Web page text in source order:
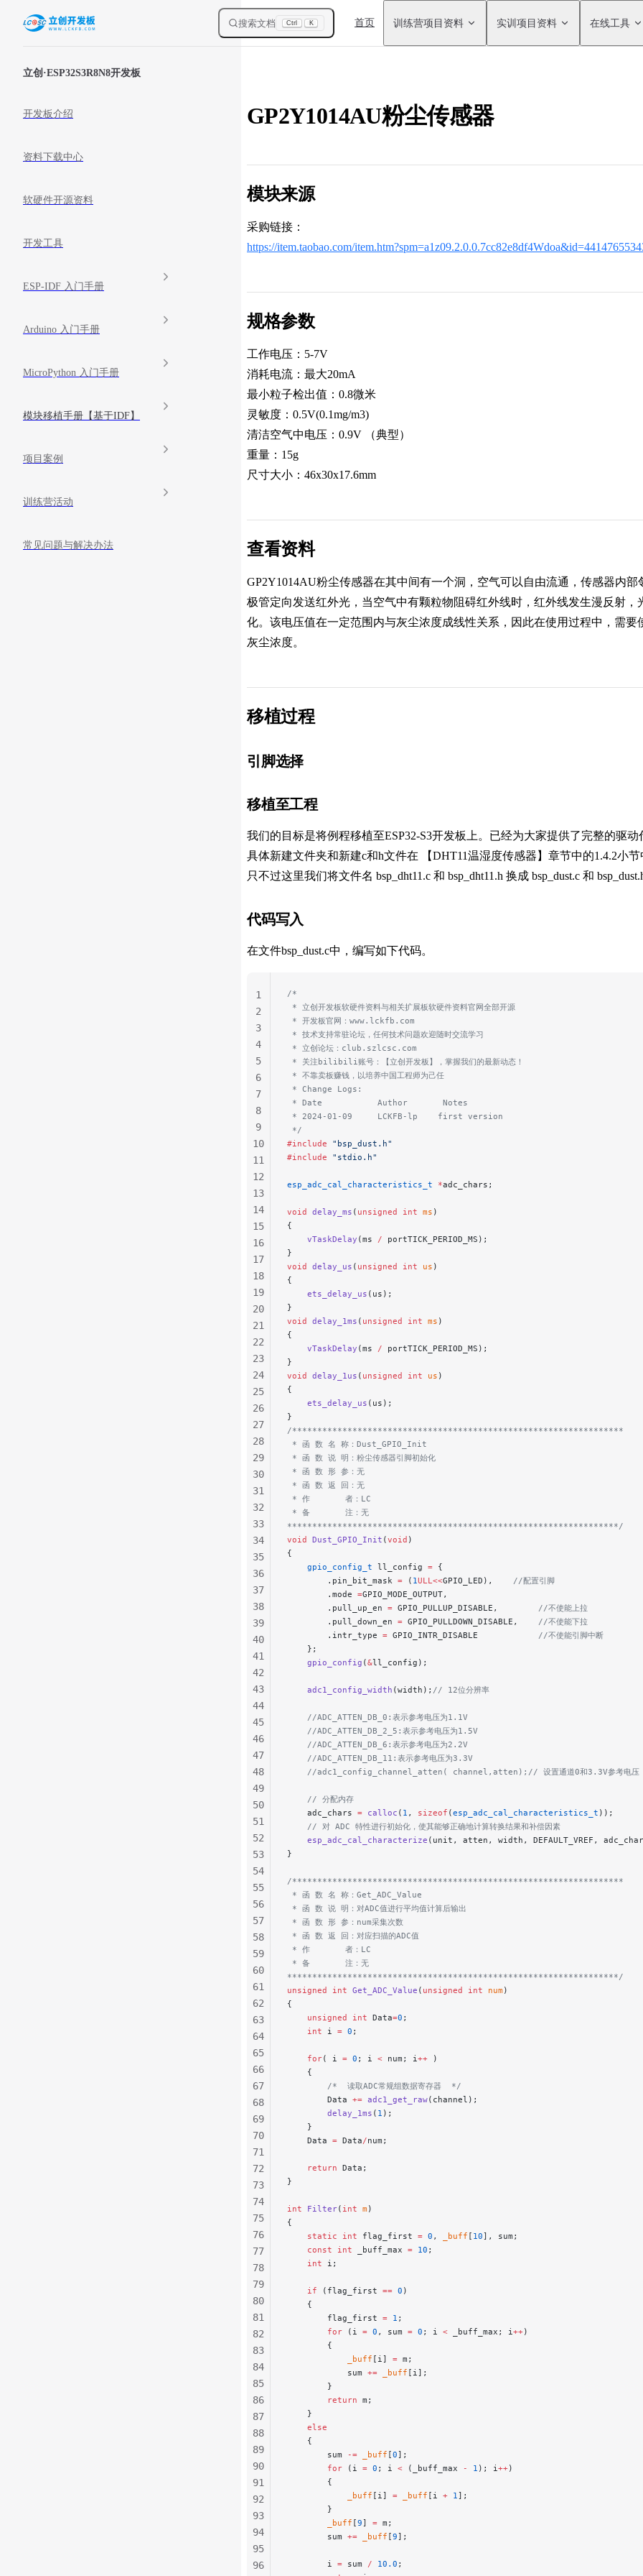
Skip to content 搜索文档 Ctrl K
Main Navigation
首页 训练营项目资料 实训项目资料 在线工具
立创·ESP32S3R8N8开发板
开发板介绍
资料下载中心
软硬件开源资料
开发工具
ESP-IDF 入门手册
Arduino 入门手册
MicroPython 入门手册
模块移植手册【基于IDF】
项目案例
训练营活动
常见问题与解决办法
GP2Y1014AU粉尘传感器
模块来源
采购链接：
https://item.taobao.com/
规格参数
工作电压：5-7V
消耗电流：最大20mA
最小粒子检出值：0.8微米
灵敏度：0.5V(0.1mg/m3)
清洁空气中电压：0.9V （典型）
重量：15g
尺寸大小：46x30x17.6mm
查看资料
GP2Y1014AU粉尘传感器在其中间有一个洞，空气可以自由流通，传感器内
极管定向发送红外光，当空气中有颗粒物阻碍红外线时，红外线发生漫反射
化。该电压值在一定范围内与灰尘浓度成线性关系，因此在使用过程中，需
灰尘浓度。
移植过程
引脚选择
移植至工程
我们的目标是将例程移植至ESP32-S3开发板上。已经为大家提供了完整的驱
具体新建文件夹和新建c和h文件在 【DHT11温湿度传感器】章节中的1.4.2小
只不过这里我们将文件名 bsp_dht11.c 和 bsp_dht11.h 换成 bsp_dust.c 和
代码写入
在文件bsp_dust.c中，编写如下代码。
/*
* 立创开发板软硬件资料与相关扩展板软硬件资料官网全部开源
* 开发板官网：www.lckfb.com
* 技术支持常驻论坛，任何技术问题欢迎随时交流学习
* 立创论坛：club.szlcsc.com
* 关注bilibili账号：【立创开发板】，掌握我们的最新动态！
* 不靠卖板赚钱，以培养中国工程师为己任
* Change Logs:
* Date           Author       Notes
* 2024-01-09     LCKFB-lp    first version
*/
#include "bsp_dust.h"
#include "stdio.h"
esp_adc_cal_characteristics_t *adc_chars;
void delay_ms ( unsigned int ms )
{
    vTaskDelay
(ms / portTICK_PERIOD_MS);
}
void
delay_us ( unsigned int us )
{
    ets_delay_us
(us);
}
void
delay_1ms ( unsigned int ms )
{
    vTaskDelay
(ms / portTICK_PERIOD_MS);
}
void
delay_1us ( unsigned int us )
{
    ets_delay_us
(us);
}
/******************************************************************
* 函 数 名 称：Dust_GPIO_Init
* 函 数 说 明：粉尘传感器引脚初始化
* 函 数 形 参：无
* 函 数 返 回：无
* 作       者：LC
* 备       注：无
******************************************************************/
void
Dust_GPIO_Init (void )
{
    gpio_config_t
ll_config = {
        .pin_bit_mask
= ( 1ULL<<GPIO_LED),
    //配置引脚
        .mode
=GPIO_MODE_OUTPUT,
        .pull_up_en
= GPIO_PULLUP_DISABLE,
        //不使能上拉
        .pull_down_en
= GPIO_PULLDOWN_DISABLE,
    //不使能下拉
        .intr_type
= GPIO_INTR_DISABLE
            //不使能引脚中断
    };
    gpio_config
(&ll_config);
    adc1_config_width
(width); // 12位分辨率
    //ADC_ATTEN_DB_0:表示参考电压为1.1V
    //ADC_ATTEN_DB_2_5:表示参考电压为1.5V
    //ADC_ATTEN_DB_6:表示参考电压为2.2V
    //ADC_ATTEN_DB_11:表示参考电压为3.3V
    //adc1_config_channel_atten( channel,atten);// 设置通道0和3.3V参考电压
    // 分配内存
    adc_chars
= calloc ( 1 , sizeof (esp_adc_cal_characteristics_t ));
    // 对 ADC 特性进行初始化，使其能够正确地计算转换结果和补偿因素
    esp_adc_cal_characterize
(unit, atten, width, DEFAULT_VREF,
}
/******************************************************************
* 函 数 名 称：Get_ADC_Value
* 函 数 说 明：对ADC值进行平均值计算后输出
* 函 数 形 参：num采集次数
* 函 数 返 回：对应扫描的ADC值
* 作       者：LC
* 备       注：无
******************************************************************/
unsigned
int Get_ADC_Value ( unsigned int num)
{
    unsigned
int Data=0 ;
    int
i = 0 ;
    for
( i = 0 ; i < num; i++ )
    {
        /*  读取ADC常规组数据寄存器  */
        Data
+= adc1_get_raw(channel);
        delay_1ms
( 1 );
    }
    Data
= Data/num;
    return
Data;
}
int Filter( int m)
{
    static
int flag_first = 0 , _buff [ 10], sum;
    const
int _buff_max = 10 ;
    int
i;
    if
(flag_first == 0 )
    {
        flag_first
= 1 ;
        for
(i = 0 , sum = 0 ; i < _buff_max; i++)
        {
            _buff
[i] = m;
            sum
+= _buff [i];
        }
        return
m;
    }
    else
    {
        sum
-= _buff [0];
        for
(i = 0 ; i < (_buff_max - 1 ); i++)
        {
            _buff
[i] = _buff [i + 1];
        }
        _buff
[9] = m;
        sum
+= _buff [9];
        i
= sum / 10.0 ;
1
2
3
4
5
6
7
8
9
10
11
12
13
14
15
16
17
18
19
20
21
22
23
24
25
26
27
28
29
30
31
32
33
34
35
36
37
38
39
40
41
42
43
44
45
46
47
48
49
50
51
52
53
54
55
56
57
58
59
60
61
62
63
64
65
66
67
68
69
70
71
72
73
74
75
76
77
78
79
80
81
82
83
84
85
86
87
88
89
90
91
92
93
94
95
96